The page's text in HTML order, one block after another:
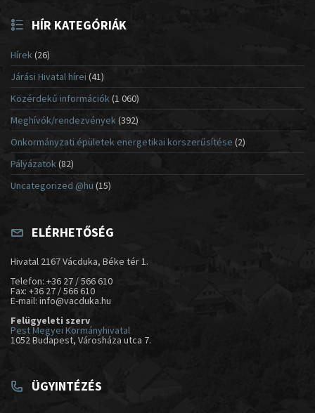
HÍR KATEGÓRIÁK
Hírek(26)
Járási Hivatal hírei (41)
Közérdekű információk(1 060)
Meghívók/rendezvények (392)
Önkormányzati épületek energetikai korszerűsítése (2)
Pályázatok (82)
Uncategorized @hu (15)
ELÉRHETŐSÉG
Hivatal 2167 Vácduka, Béke tér 1.
Telefon: +36 27 / 566 610
Fax: +36 27 / 566 610
E-mail: info@vacduka.hu
Felügyeleti szerv
Pest Megyei Kormányhivatal
1052 Budapest, Városháza utca 7.
ÜGYINTÉZÉS